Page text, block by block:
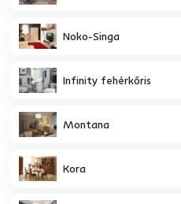
Noko-Singa
Infinity fehérkőris
Montana
Kora